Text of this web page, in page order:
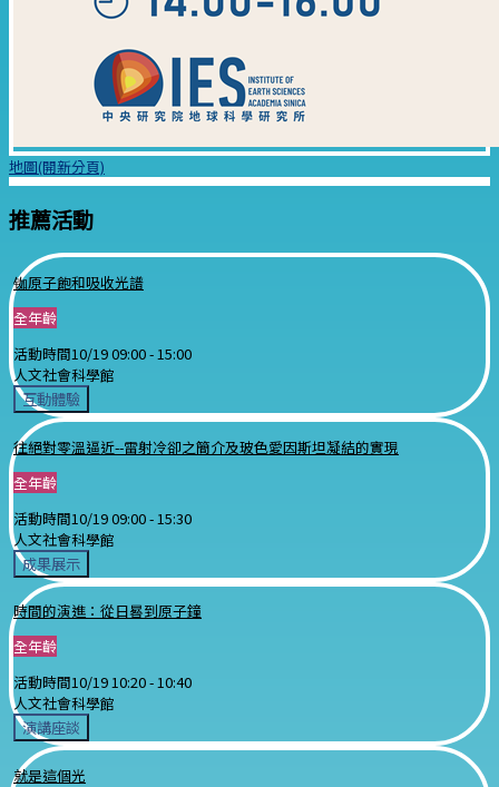
地圖(開新分頁)
推薦活動
铷原子飽和吸收光譜
全年齡
活動時間10/19 09:00 -15:00
人文社會科學館
互動體驗
往絕對零溫逼近--雷射冷卻之簡介及玻色愛因斯坦凝結的實現
全年齡
活動時間10/19 09:00 - 15:30
人文社會科學館
成果展示
時間的演進：從日晷到原子鐘
全年齡
活動時間10/19 10:20 -10:40
人文社會科學館
演講座談
就是這個光